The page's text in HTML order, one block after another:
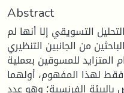
Abstract
التسويقي إلا أنها لم
من الجانبين التنظيري
المتزايد للمسوقين بعملية
فقط لهذا المفهوم، أولهما
بالبيئة الفرنسية؛ وهو عدد